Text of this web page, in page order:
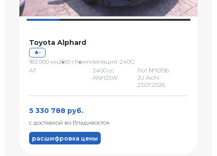
Toyota Alphard
-
183 000 км2010 г.Комплектация: 240G
AT
2400 сс
ANH25W
Лот №10136
JU Aichi
23.07.2026
5 330 788 руб.
с доставкой во Владивосток
расшифровка цены